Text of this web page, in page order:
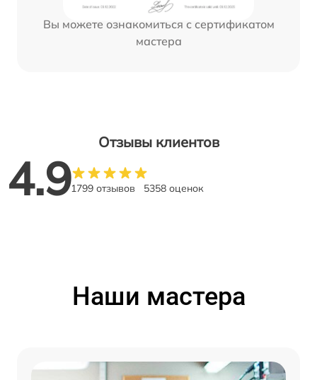
Вы можете ознакомиться с сертификатом
мастера
Отзывы клиентов
4.91799 отзывов 5358 оценок
Наши мастера